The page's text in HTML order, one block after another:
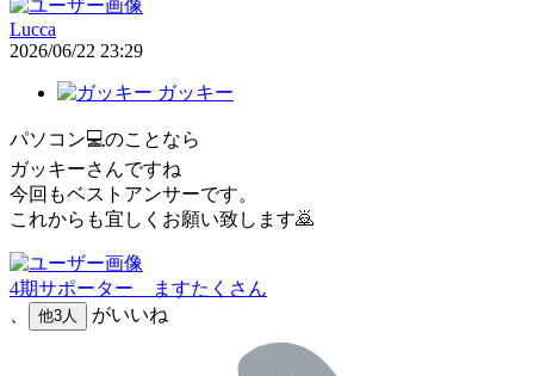
Lucca
2026/06/22 23:29
ガッキー
パソコン💻のことなら
ガッキーさんですね
今回もベストアンサーです。
これからも宜しくお願い致します🙇
4期サポーター ますたくさん
他3人 がいいね